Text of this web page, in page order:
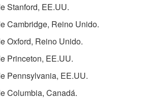
Stanford, EE.UU.
Cambridge, Reino Unido.
Oxford, Reino Unido.
Princeton, EE.UU.
Pennsylvania, EE.UU.
Columbia, Canadá.